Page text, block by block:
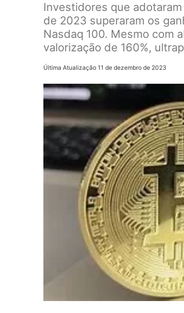
Investidores que
de 2023 superaram os
Nasdaq 100. Mesmo com
valorização de 160%,
Última Atualização 11 de dezembro de 2023